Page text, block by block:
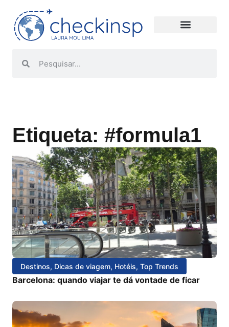
Etiqueta: #formula1
Destinos, Dicas de viagem, Hotéis, Top Trends
Barcelona: quando viajar te dá vontade de ficar